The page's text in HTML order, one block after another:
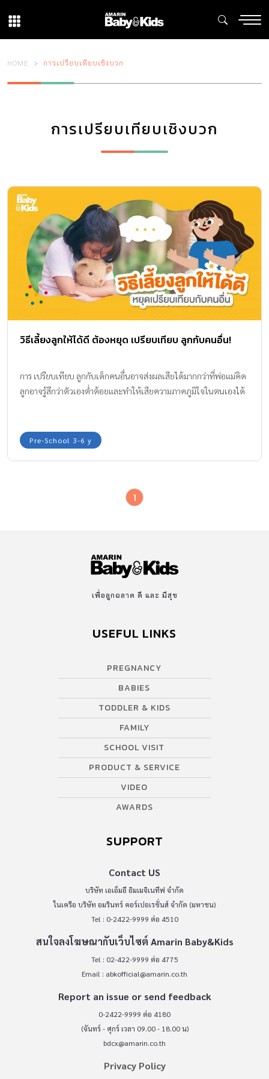
HOME การเปรียบเทียบเชิงบวก
การเปรียบเทียบเชิงบวก
วิธีเลี้ยงลูกให้ได้ดี ต้องหยุด เปรียบเทียบ ลูกกับคนอื่น!
การ เปรียบเทียบ ลูกกับเด็กคนอื่นอาจส่งผลเสียได้มากกว่าที่พ่อแม่คิด
ลูกอาจรู้สึกว่าตัวเองต่ำต้อยและทำให้เสียความภาคภูมิใจในตนเองได้
Pre-School 3-6 y
1
เพื่อลูกฉลาด ดี และ มีสุข
USEFUL LINKS
PREGNANCY
BABIES
TODDLER & KIDS
FAMILY
SCHOOL VISIT
PRODUCT & SERVICE
VIDEO
AWARDS
SUPPORT
Contact US
บริษัท เอเอ็มอี อิมเมจิเนทีฟ จำกัด
ในเครือ บริษัท อมรินทร์ คอร์เปอเรชั่นส์ จำกัด (มหาชน)
Tel : 0-2422-9999 ต่อ 4510
สนใจลงโฆษณากับเว็บไซต์ Amarin Baby&Kids
Tel : 02-422-9999 ต่อ 4775
Email : abkofficial@amarin.co.th
Report an issue or send feedback
0-2422-9999 ต่อ 4180
(จันทร์ - ศุกร์ เวลา 09.00 - 18.00 น)
bdcx@amarin.co.th
Privacy Policy